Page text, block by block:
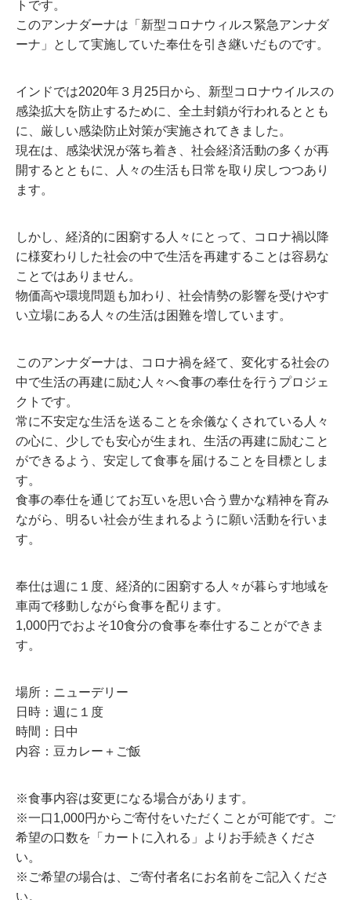
トです。
このアンナダーナは「新型コロナウィルス緊急アンナダ
ーナ」として実施していた奉仕を引き継いだものです。
インドでは2020年３月25日から、新型コロナウイルスの
感染拡大を防止するために、全土封鎖が行われるととも
に、厳しい感染防止対策が実施されてきました。
現在は、感染状況が落ち着き、社会経済活動の多くが再
開するとともに、人々の生活も日常を取り戻しつつあり
ます。
しかし、経済的に困窮する人々にとって、コロナ禍以降
に様変わりした社会の中で生活を再建することは容易な
ことではありません。
物価高や環境問題も加わり、社会情勢の影響を受けやす
い立場にある人々の生活は困難を増しています。
このアンナダーナは、コロナ禍を経て、変化する社会の
中で生活の再建に励む人々へ食事の奉仕を行うプロジェ
クトです。
常に不安定な生活を送ることを余儀なくされている人々
の心に、少しでも安心が生まれ、生活の再建に励むこと
ができるよう、安定して食事を届けることを目標としま
す。
食事の奉仕を通じてお互いを思い合う豊かな精神を育み
ながら、明るい社会が生まれるように願い活動を行いま
す。
奉仕は週に１度、経済的に困窮する人々が暮らす地域を
車両で移動しながら食事を配ります。
1,000円でおよそ10食分の食事を奉仕することができま
す。
場所：ニューデリー
日時：週に１度
時間：日中
内容：豆カレー＋ご飯
※食事内容は変更になる場合があります。
※一口1,000円からご寄付をいただくことが可能です。ご
希望の口数を「カートに入れる」よりお手続きくださ
い。
※ご希望の場合は、ご寄付者名にお名前をご記入くださ
い。